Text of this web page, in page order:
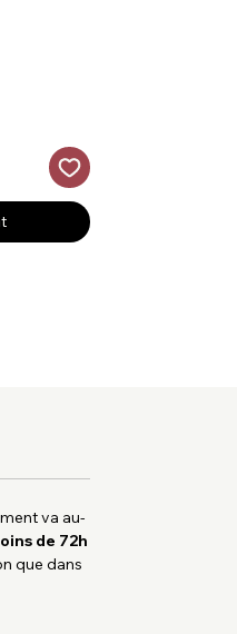
va au-
de 72h
que dans